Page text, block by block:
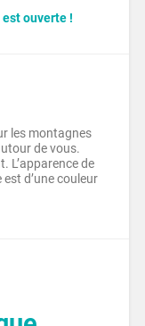
ouverte !
les montagnes
de vous.
L’apparence de
est d’une couleur